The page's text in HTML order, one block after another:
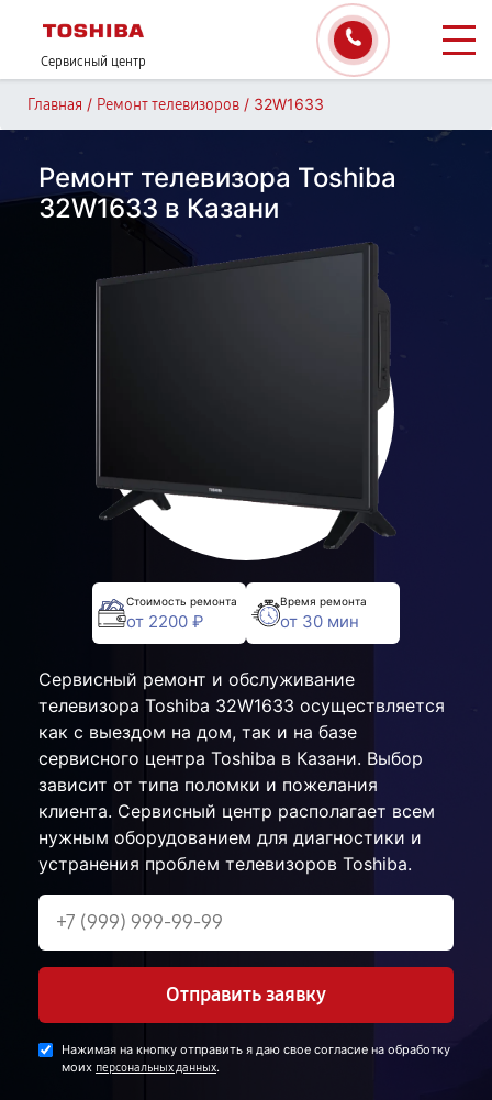
Сервисный центр
Главная / Ремонт телевизоров / 32W1633
Ремонт телевизора Toshiba
32W1633 в Казани
Стоимость ремонта
от 2200 ₽
Время ремонта
от 30 мин
Сервисный ремонт и обслуживание
телевизора Toshiba 32W1633 осуществляется
как с выездом на дом, так и на базе
сервисного центра Toshiba в Казани. Выбор
зависит от типа поломки и пожелания
клиента. Сервисный центр располагает всем
нужным оборудованием для диагностики и
устранения проблем телевизоров Toshiba.
Отправить заявку
Нажимая на кнопку отправить я даю свое согласие на обработку
моих персональных данных.